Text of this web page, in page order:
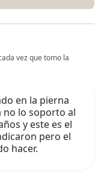
vez que tomo la
en la pierna
no lo soporto al
y este es el
pero el
hacer.